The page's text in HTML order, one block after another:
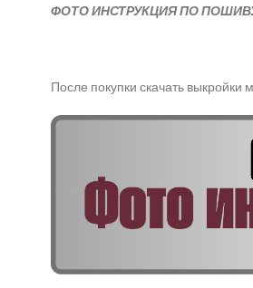
ФОТО ИНСТРУКЦИЯ ПО
После покупки скачать выкройки